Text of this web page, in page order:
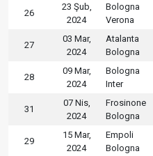
26
23 Şub,
2024
Bologna
Verona
27
03 Mar,
2024
Atalanta
Bologna
28
09 Mar,
2024
Bologna
Inter
31
07 Nis,
2024
Frosinone
Bologna
29
15 Mar,
2024
Empoli
Bologna